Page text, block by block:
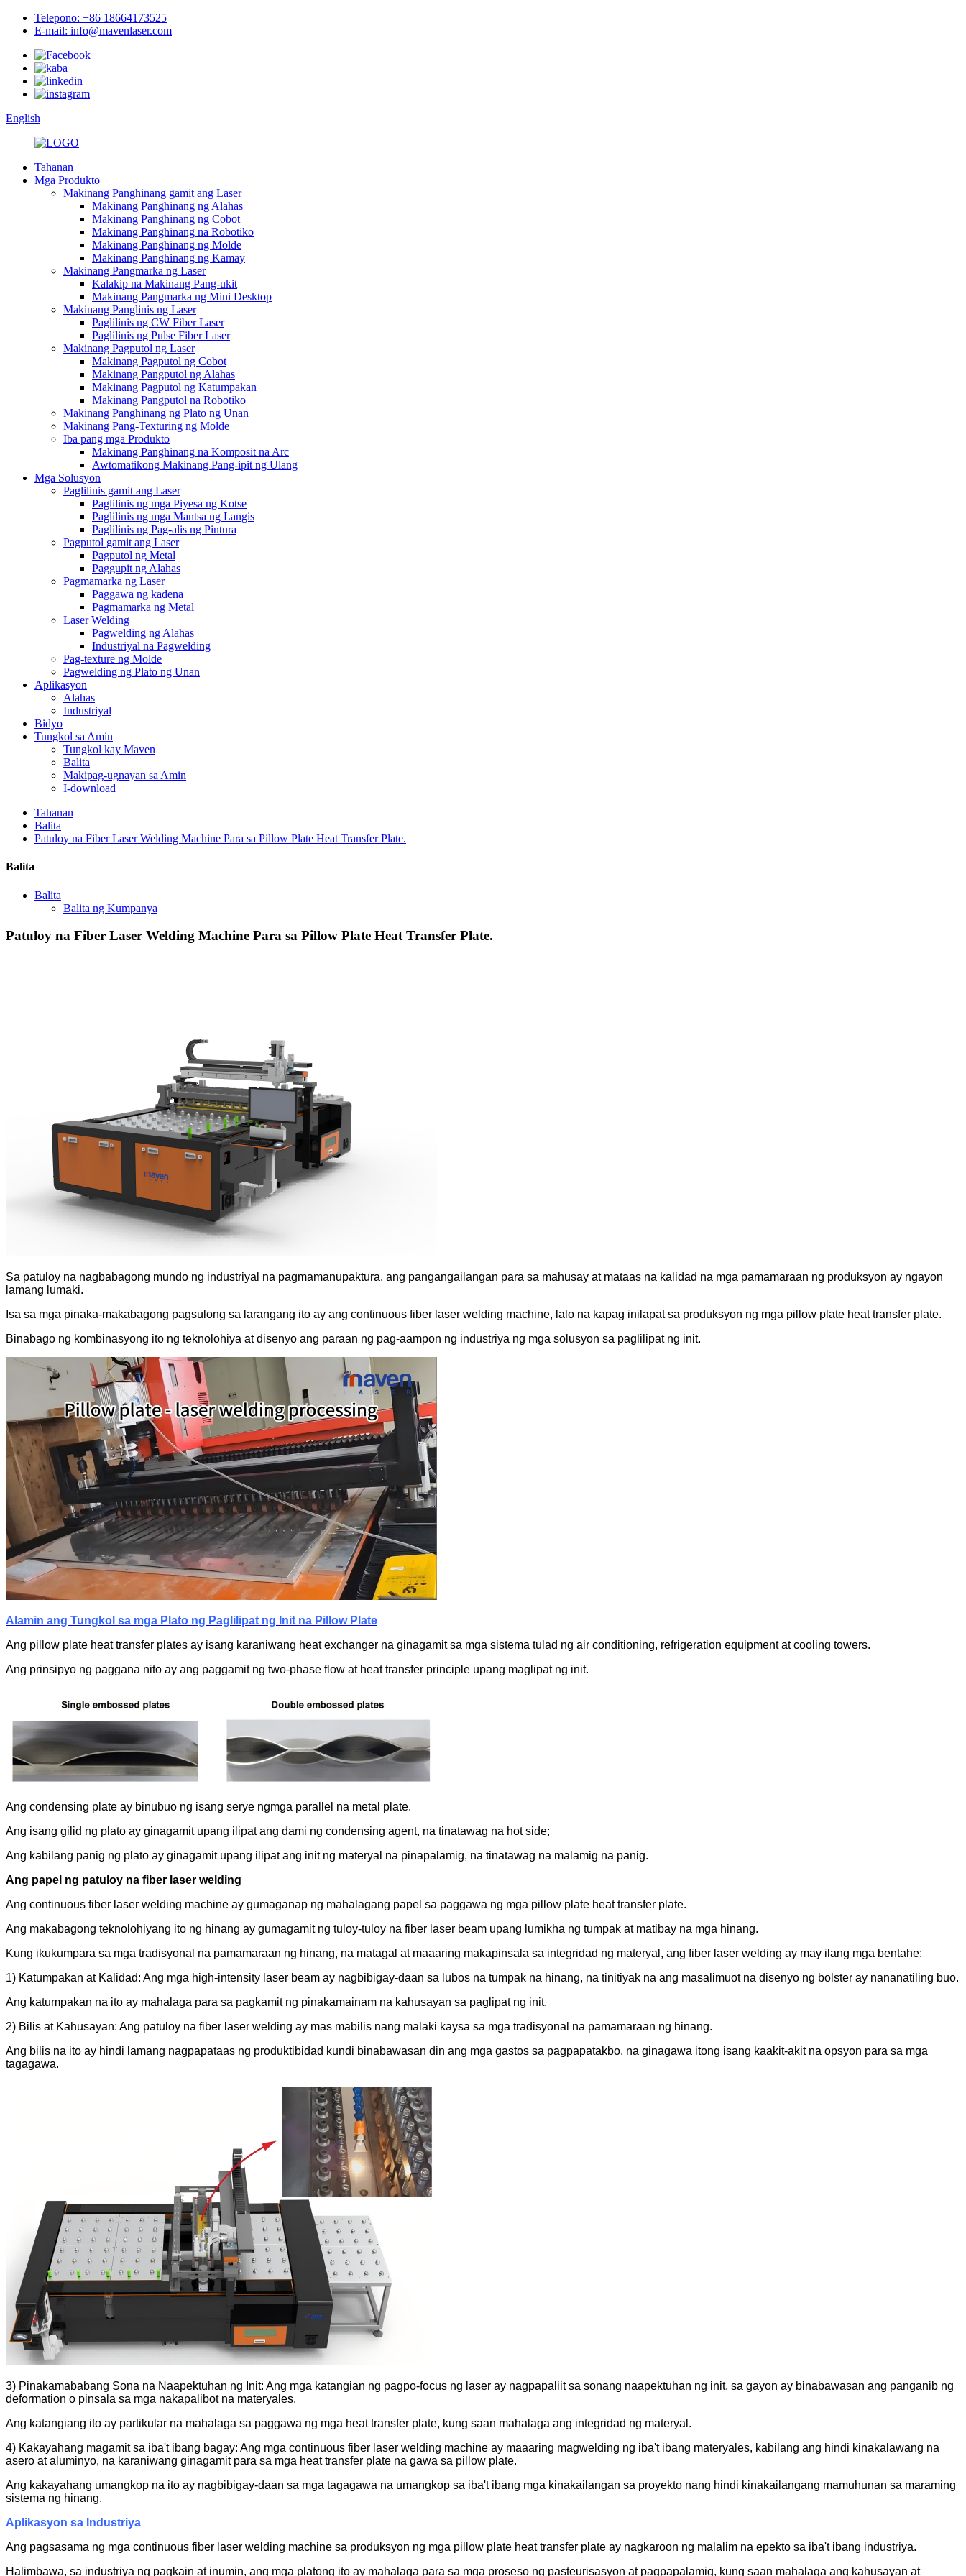
Telepono: +86 18664173525
E-mail: info@mavenlaser.com
English
Tahanan
Mga Produkto
Makinang Panghinang gamit ang Laser
Makinang Panghinang ng Alahas
Makinang Panghinang ng Cobot
Makinang Panghinang na Robotiko
Makinang Panghinang ng Molde
Makinang Panghinang ng Kamay
Makinang Pangmarka ng Laser
Kalakip na Makinang Pang-ukit
Makinang Pangmarka ng Mini Desktop
Makinang Panglinis ng Laser
Paglilinis ng CW Fiber Laser
Paglilinis ng Pulse Fiber Laser
Makinang Pagputol ng Laser
Makinang Pagputol ng Cobot
Makinang Pangputol ng Alahas
Makinang Pagputol ng Katumpakan
Makinang Pangputol na Robotiko
Makinang Panghinang ng Plato ng Unan
Makinang Pang-Texturing ng Molde
Iba pang mga Produkto
Makinang Panghinang na Komposit na Arc
Awtomatikong Makinang Pang-ipit ng Ulang
Mga Solusyon
Paglilinis gamit ang Laser
Paglilinis ng mga Piyesa ng Kotse
Paglilinis ng mga Mantsa ng Langis
Paglilinis ng Pag-alis ng Pintura
Pagputol gamit ang Laser
Pagputol ng Metal
Paggupit ng Alahas
Pagmamarka ng Laser
Paggawa ng kadena
Pagmamarka ng Metal
Laser Welding
Pagwelding ng Alahas
Industriyal na Pagwelding
Pag-texture ng Molde
Pagwelding ng Plato ng Unan
Aplikasyon
Alahas
Industriyal
Bidyo
Tungkol sa Amin
Tungkol kay Maven
Balita
Makipag-ugnayan sa Amin
I-download
Tahanan
Balita
Patuloy na Fiber Laser Welding Machine Para sa Pillow Plate Heat Transfer Plate.
Balita
Balita
Balita ng Kumpanya
Patuloy na Fiber Laser Welding Machine Para sa Pillow Plate Heat Transfer Plate.
Sa patuloy na nagbabagong mundo ng industriyal na pagmamanupaktura, ang pangangailangan para sa mahusay at mataas na kalidad na mga pamamaraan ng produksyon ay ngayon
lamang lumaki.
Isa sa mga pinaka-makabagong pagsulong sa larangang ito ay ang continuous fiber laser welding machine, lalo na kapag inilapat sa produksyon ng mga pillow plate heat transfer plate.
Binabago ng kombinasyong ito ng teknolohiya at disenyo ang paraan ng pag-aampon ng industriya ng mga solusyon sa paglilipat ng init.
Alamin ang Tungkol sa mga Plato ng Paglilipat ng Init na Pillow Plate
Ang pillow plate heat transfer plates ay isang karaniwang heat exchanger na ginagamit sa mga sistema tulad ng air conditioning, refrigeration equipment at cooling towers.
Ang prinsipyo ng paggana nito ay ang paggamit ng two-phase flow at heat transfer principle upang maglipat ng init.
Ang condensing plate ay binubuo ng isang serye ngmga parallel na metal plate.
Ang isang gilid ng plato ay ginagamit upang ilipat ang dami ng condensing agent, na tinatawag na hot side;
Ang kabilang panig ng plato ay ginagamit upang ilipat ang init ng materyal na pinapalamig, na tinatawag na malamig na panig.
Ang papel ng patuloy na fiber laser welding
Ang continuous fiber laser welding machine ay gumaganap ng mahalagang papel sa paggawa ng mga pillow plate heat transfer plate.
Ang makabagong teknolohiyang ito ng hinang ay gumagamit ng tuloy-tuloy na fiber laser beam upang lumikha ng tumpak at matibay na mga hinang.
Kung ikukumpara sa mga tradisyonal na pamamaraan ng hinang, na matagal at maaaring makapinsala sa integridad ng materyal, ang fiber laser welding ay may ilang mga bentahe:
1) Katumpakan at Kalidad: Ang mga high-intensity laser beam ay nagbibigay-daan sa lubos na tumpak na hinang, na tinitiyak na ang masalimuot na disenyo ng bolster ay nananatiling buo.
Ang katumpakan na ito ay mahalaga para sa pagkamit ng pinakamainam na kahusayan sa paglipat ng init.
2) Bilis at Kahusayan: Ang patuloy na fiber laser welding ay mas mabilis nang malaki kaysa sa mga tradisyonal na pamamaraan ng hinang.
Ang bilis na ito ay hindi lamang nagpapataas ng produktibidad kundi binabawasan din ang mga gastos sa pagpapatakbo, na ginagawa itong isang kaakit-akit na opsyon para sa mga
tagagawa.
3) Pinakamababang Sona na Naapektuhan ng Init: Ang mga katangian ng pagpo-focus ng laser ay nagpapaliit sa sonang naapektuhan ng init, sa gayon ay binabawasan ang panganib ng
deformation o pinsala sa mga nakapalibot na materyales.
Ang katangiang ito ay partikular na mahalaga sa paggawa ng mga heat transfer plate, kung saan mahalaga ang integridad ng materyal.
4) Kakayahang magamit sa iba't ibang bagay: Ang mga continuous fiber laser welding machine ay maaaring magwelding ng iba't ibang materyales, kabilang ang hindi kinakalawang na
asero at aluminyo, na karaniwang ginagamit para sa mga heat transfer plate na gawa sa pillow plate.
Ang kakayahang umangkop na ito ay nagbibigay-daan sa mga tagagawa na umangkop sa iba't ibang mga kinakailangan sa proyekto nang hindi kinakailangang mamuhunan sa maraming
sistema ng hinang.
Aplikasyon sa Industriya
Ang pagsasama ng mga continuous fiber laser welding machine sa produksyon ng mga pillow plate heat transfer plate ay nagkaroon ng malalim na epekto sa iba't ibang industriya.
Halimbawa, sa industriya ng pagkain at inumin, ang mga platong ito ay mahalaga para sa mga proseso ng pasteurisasyon at pagpapalamig, kung saan mahalaga ang kahusayan at